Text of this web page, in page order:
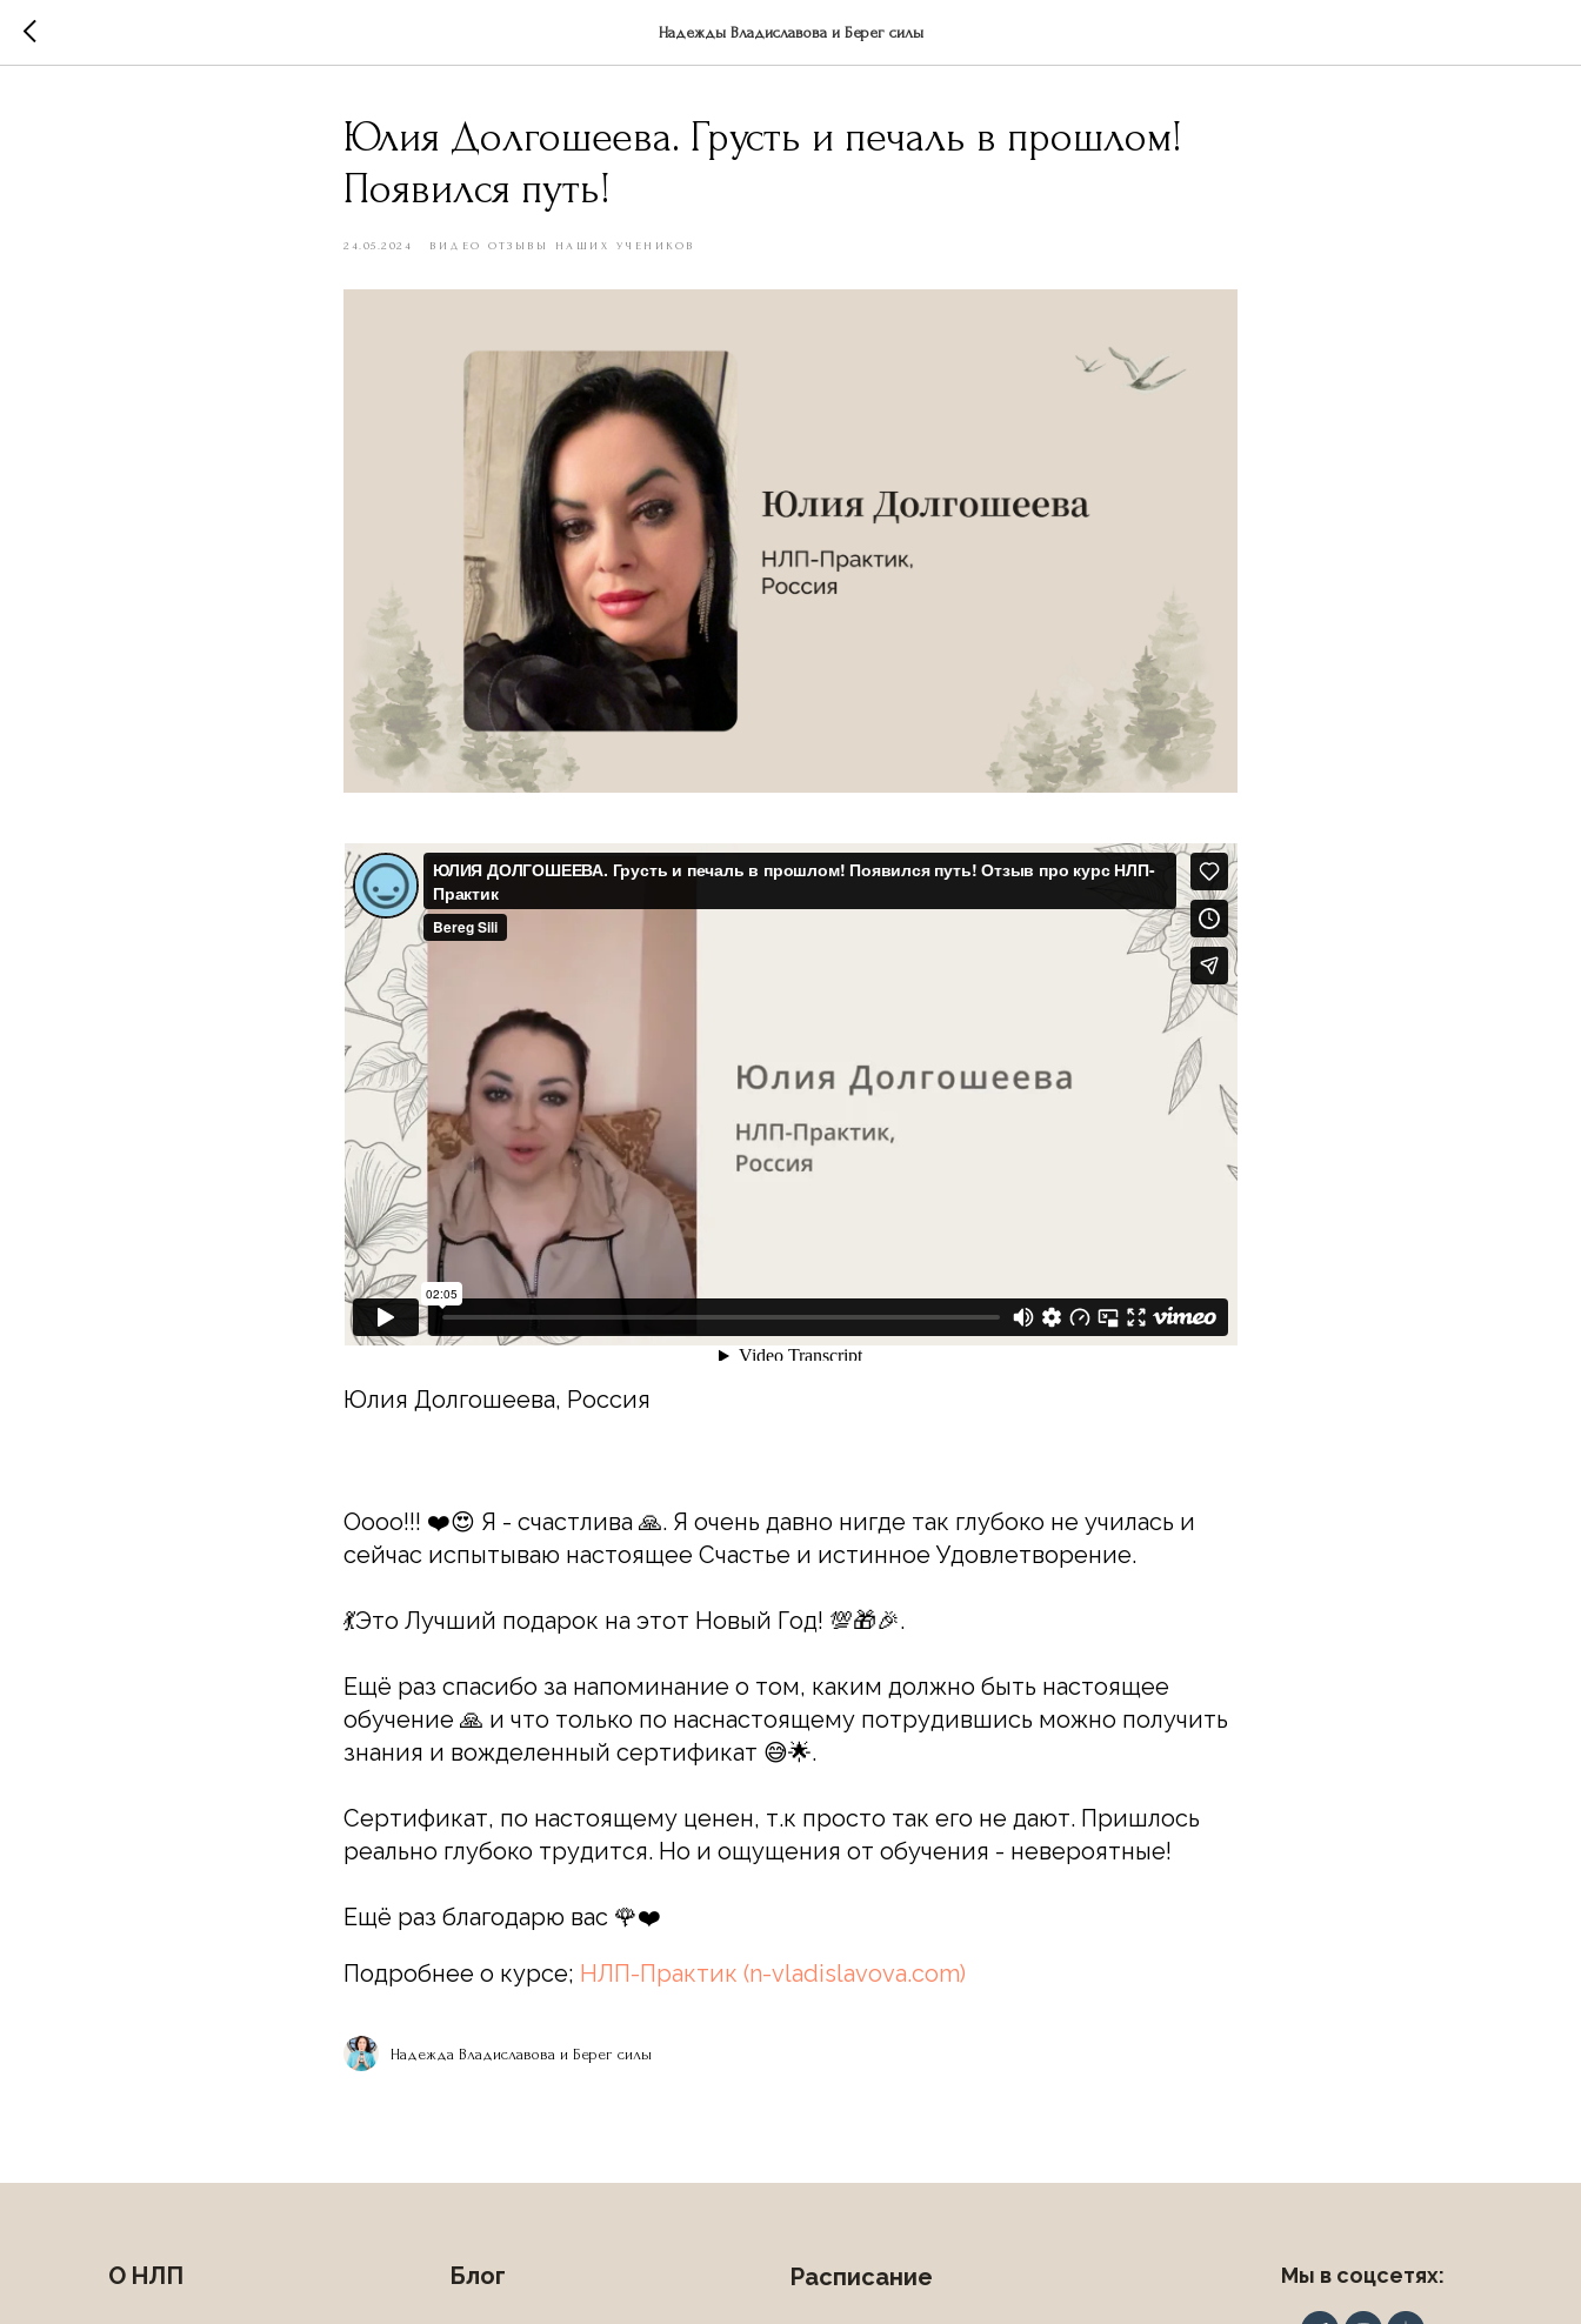
Надежды Владиславова и Берег силы
Юлия Долгошеева. Грусть и печаль в прошлом!
Появился путь!
24.05.2024 ВИДЕО ОТЗЫВЫ НАШИХ УЧЕНИКОВ
Юлия Долгошеева, Россия
Оооо!!! ❤️😍 Я - счастлива 🙏. Я очень давно нигде так глубоко не училась и
сейчас испытываю настоящее Счастье и истинное Удовлетворение.
💃Это Лучший подарок на этот Новый Год! 💯🎁🎉.
Ещё раз спасибо за напоминание о том, каким должно быть настоящее
обучение 🙏 и что только по наснастоящему потрудившись можно получить
знания и вожделенный сертификат 😅🌟.
Сертификат, по настоящему ценен, т.к просто так его не дают. Пришлось
реально глубоко трудится. Но и ощущения от обучения - невероятные!
Ещё раз благодарю вас 🌹❤️
Подробнее о курсе; НЛП-Практик (n-vladislavova.com)
Надежда Владиславова и Берег силы
Мы в соцсетях:
Расписание
Блог
О НЛП